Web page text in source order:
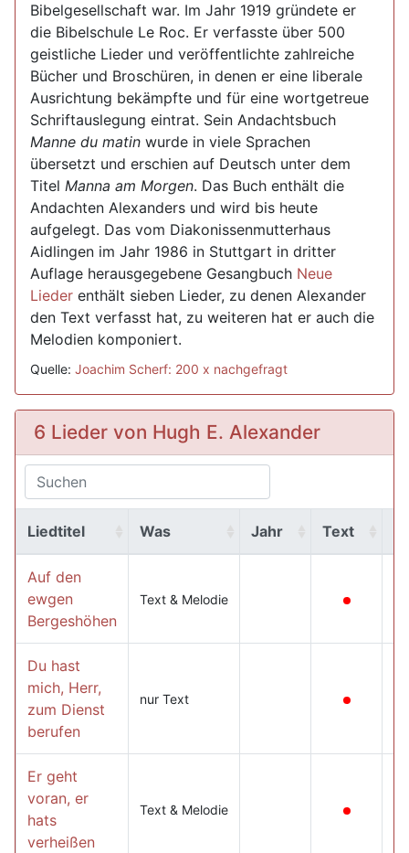
Bibelgesellschaft war. Im Jahr 1919 gründete er
die Bibelschule Le Roc. Er verfasste über 500
geistliche Lieder und veröffentlichte zahlreiche
Bücher und Broschüren, in denen er eine liberale
Ausrichtung bekämpfte und für eine wortgetreue
Schriftauslegung eintrat. Sein Andachtsbuch
Manne du matin wurde in viele Sprachen
übersetzt und erschien auf Deutsch unter dem
Titel Manna am Morgen. Das Buch enthält die
Andachten Alexanders und wird bis heute
aufgelegt. Das vom Diakonissenmutterhaus
Aidlingen im Jahr 1986 in Stuttgart in dritter
Auflage herausgegebene Gesangbuch Neue
Lieder enthält sieben Lieder, zu denen Alexander
den Text verfasst hat, zu weiteren hat er auch die
Melodien komponiert.
Quelle: Joachim Scherf: 200 x nachgefragt
6 Lieder von Hugh E. Alexander
Liedtitel Was Jahr Text
Auf den
ewgen
Bergeshöhen
Text & Melodie
Du hast
mich, Herr,
zum Dienst
berufen
nur Text
Er geht
voran, er
hats
verheißen
Text & Melodie